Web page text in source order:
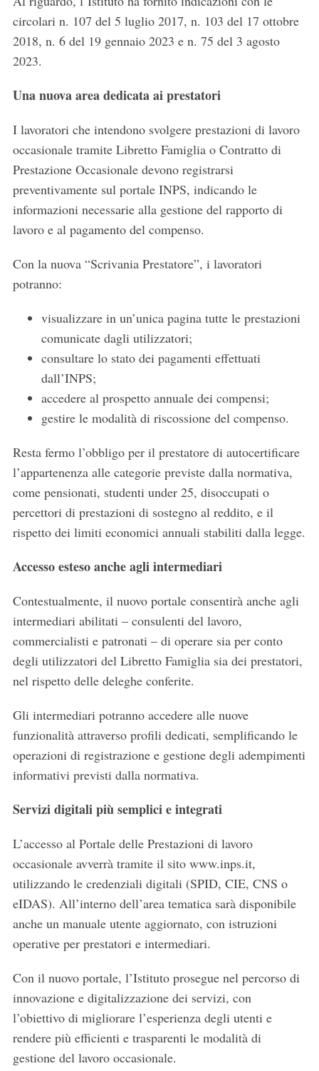
circolari n. 107 del 5 luglio 2017, n. 103 del 17 ottobre
2018, n. 6 del 19 gennaio 2023 e n. 75 del 3 agosto
2023.
Una nuova area dedicata ai prestatori
I lavoratori che intendono svolgere prestazioni di lavoro
occasionale tramite Libretto Famiglia o Contratto di
Prestazione Occasionale devono registrarsi
preventivamente sul portale INPS, indicando le
informazioni necessarie alla gestione del rapporto di
lavoro e al pagamento del compenso.
Con la nuova “Scrivania Prestatore”, i lavoratori
potranno:
visualizzare in un’unica pagina tutte le prestazioni
comunicate dagli utilizzatori;
consultare lo stato dei pagamenti effettuati
dall’INPS;
accedere al prospetto annuale dei compensi;
gestire le modalità di riscossione del compenso.
Resta fermo l’obbligo per il prestatore di autocertificare
l’appartenenza alle categorie previste dalla normativa,
come pensionati, studenti under 25, disoccupati o
percettori di prestazioni di sostegno al reddito, e il
rispetto dei limiti economici annuali stabiliti dalla legge.
Accesso esteso anche agli intermediari
Contestualmente, il nuovo portale consentirà anche agli
intermediari abilitati – consulenti del lavoro,
commercialisti e patronati – di operare sia per conto
degli utilizzatori del Libretto Famiglia sia dei prestatori,
nel rispetto delle deleghe conferite.
Gli intermediari potranno accedere alle nuove
funzionalità attraverso profili dedicati, semplificando le
operazioni di registrazione e gestione degli adempimenti
informativi previsti dalla normativa.
Servizi digitali più semplici e integrati
L’accesso al Portale delle Prestazioni di lavoro
occasionale avverrà tramite il sito www.inps.it,
utilizzando le credenziali digitali (SPID, CIE, CNS o
eIDAS). All’interno dell’area tematica sarà disponibile
anche un manuale utente aggiornato, con istruzioni
operative per prestatori e intermediari.
Con il nuovo portale, l’Istituto prosegue nel percorso di
innovazione e digitalizzazione dei servizi, con
l’obiettivo di migliorare l’esperienza degli utenti e
rendere più efficienti e trasparenti le modalità di
gestione del lavoro occasionale.
S
a
r
h
o
r